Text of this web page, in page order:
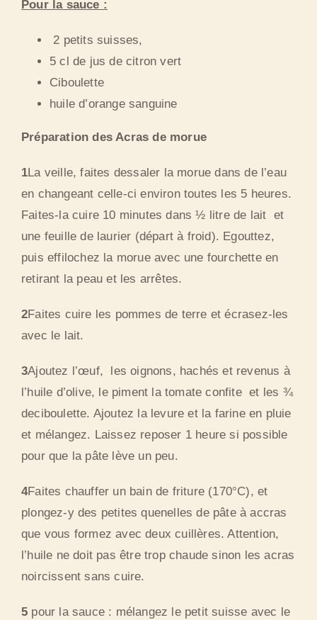
Pour la sauce :
2 petits suisses,
5 cl de jus de citron vert
Ciboulette
huile d’orange sanguine
Préparation des Acras de morue
1La veille, faites dessaler la morue dans de l’eau
en changeant celle-ci environ toutes les 5 heures.
Faites-la cuire 10 minutes dans ½ litre de lait et
une feuille de laurier (départ à froid). Egouttez,
puis effilochez la morue avec une fourchette en
retirant la peau et les arrêtes.
2Faites cuire les pommes de terre et écrasez-les
avec le lait.
3Ajoutez l’œuf, les oignons, hachés et revenus à
l’huile d’olive, le piment la tomate confite et les ¾
deciboulette. Ajoutez la levure et la farine en pluie
et mélangez. Laissez reposer 1 heure si possible
pour que la pâte lève un peu.
4Faites chauffer un bain de friture (170°C), et
plongez-y des petites quenelles de pâte à accras
que vous formez avec deux cuillères. Attention,
l’huile ne doit pas être trop chaude sinon les acras
noircissent sans cuire.
5 pour la sauce : mélangez le petit suisse avec le